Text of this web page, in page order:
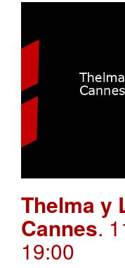
Thelma y
Cannes.
19:00